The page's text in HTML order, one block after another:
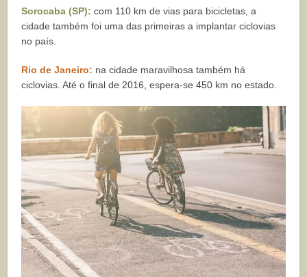
Sorocaba (SP): com 110 km de vias para bicicletas, a
cidade também foi uma das primeiras a implantar ciclovias
no país.
Rio de Janeiro: na cidade maravilhosa também há
ciclovias. Até o final de 2016, espera-se 450 km no estado.